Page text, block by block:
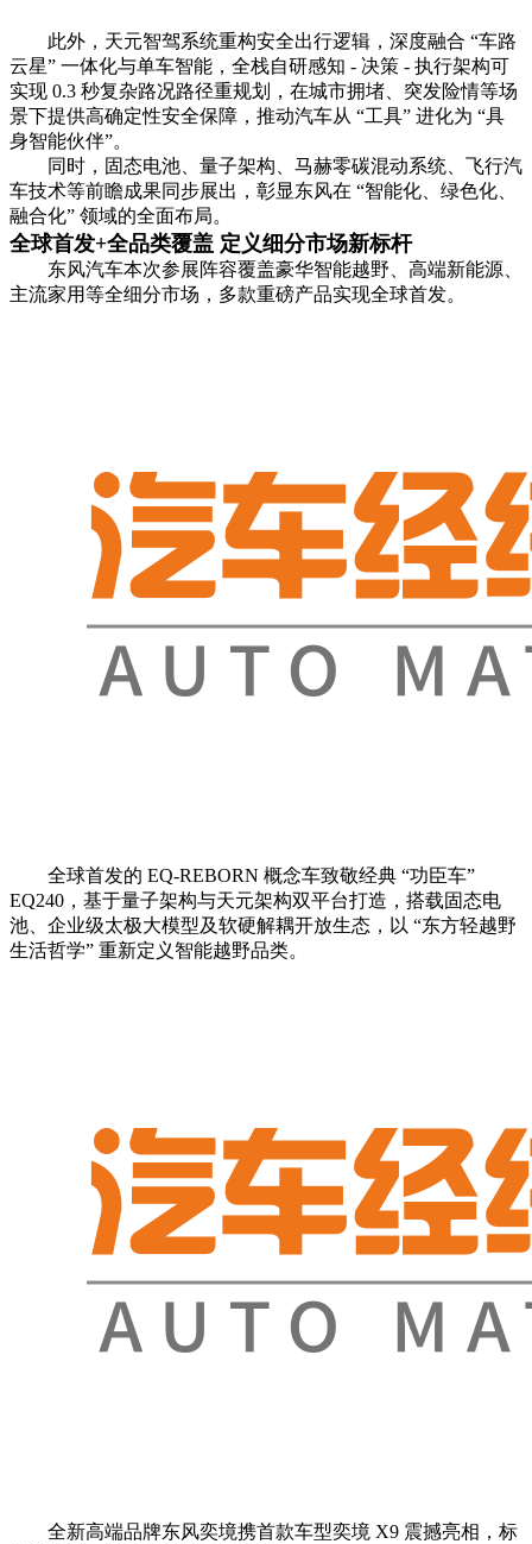
此外，天元智驾系统重构安全出行逻辑，深度融合 “车路
云星” 一体化与单车智能，全栈自研感知 - 决策 - 执行架构可
实现 0.3 秒复杂路况路径重规划，在城市拥堵、突发险情等场
景下提供高确定性安全保障，推动汽车从 “工具” 进化为 “具
身智能伙伴”。
同时，固态电池、量子架构、马赫零碳混动系统、飞行汽
车技术等前瞻成果同步展出，彰显东风在 “智能化、绿色化、
融合化” 领域的全面布局。
全球首发+全品类覆盖 定义细分市场新标杆
东风汽车本次参展阵容覆盖豪华智能越野、高端新能源、
主流家用等全细分市场，多款重磅产品实现全球首发。
全球首发的 EQ-REBORN 概念车致敬经典 “功臣车”
EQ240，基于量子架构与天元架构双平台打造，搭载固态电
池、企业级太极大模型及软硬解耦开放生态，以 “东方轻越野
生活哲学” 重新定义智能越野品类。
全新高端品牌东风奕境携首款车型奕境 X9 震撼亮相，标